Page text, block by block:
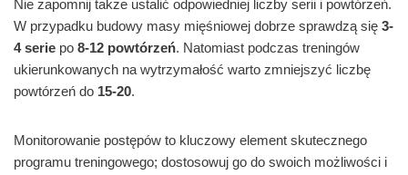
Nie zapomnij także ustalić odpowiedniej liczby serii i powtórzeń.
W przypadku budowy masy mięśniowej dobrze sprawdzą się 3-
4 serie po 8-12 powtórzeń. Natomiast podczas treningów
ukierunkowanych na wytrzymałość warto zmniejszyć liczbę
powtórzeń do 15-20.
Monitorowanie postępów to kluczowy element skutecznego
programu treningowego; dostosowuj go do swoich możliwości i